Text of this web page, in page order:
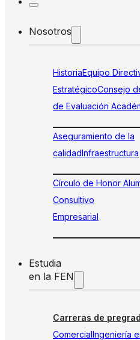
Nosotros
HistoriaEquipo
EstratégicoConsejo
de Evaluación
Aseguramiento de la
calidadInfraestructura
Círculo de Honor
Consultivo
Empresarial
Estudia
en la FEN
Carreras de
ComercialIngeniería